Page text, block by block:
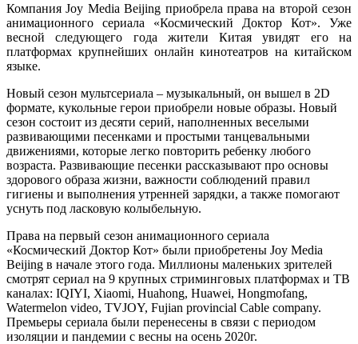
Компания Joy Media Beijing приобрела права на второй сезон
анимационного сериала «Космический Доктор Кот». Уже
весной следующего года жители Китая увидят его на
платформах крупнейших онлайн кинотеатров на китайском
языке.
Новый сезон мультсериала – музыкальный, он вышел в 2D
формате, кукольные герои приобрели новые образы. Новый
сезон состоит из десяти серий, наполненных веселыми
развивающими песенками и простыми танцевальными
движениями, которые легко повторить ребенку любого
возраста. Развивающие песенки рассказывают про основы
здорового образа жизни, важности соблюдений правил
гигиены и выполнения утренней зарядки, а также помогают
уснуть под ласковую колыбельную.
Права на первый сезон анимационного сериала
«Космический Доктор Кот» были приобретены Joy Media
Beijing в начале этого года. Миллионы маленьких зрителей
смотрят сериал на 9 крупных стриминговых платформах и ТВ
каналах: IQIYI, Xiaomi, Huahong, Huawei, Hongmofang,
Watermelon video, TVJOY, Fujian provincial Cable company.
Премьеры сериала были перенесены в связи с периодом
изоляции и пандемии с весны на осень 2020г.